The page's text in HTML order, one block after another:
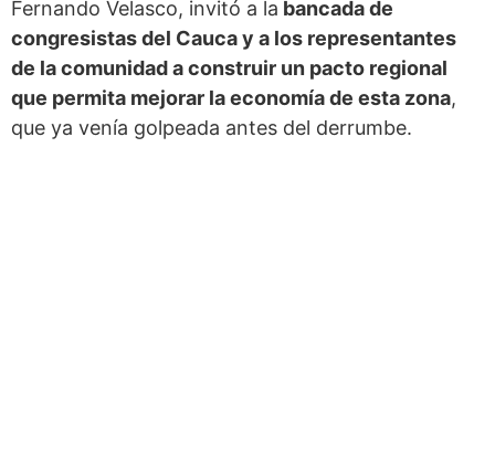
Fernando Velasco, invitó a la bancada de
congresistas del Cauca y a los representantes
de la comunidad a construir un pacto regional
que permita mejorar la economía de esta zona,
que ya venía golpeada antes del derrumbe.